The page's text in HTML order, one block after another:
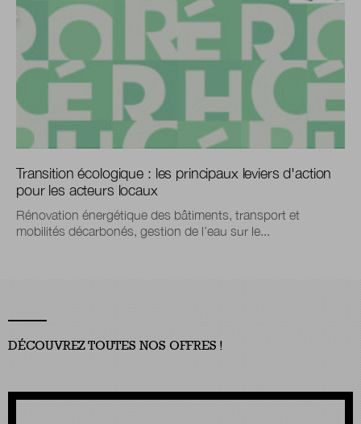
Transition écologique : les principaux leviers d'action
pour les acteurs locaux
Rénovation énergétique des bâtiments, transport et
mobilités décarbonés, gestion de l’eau sur le...
DÉCOUVREZ TOUTES NOS OFFRES !